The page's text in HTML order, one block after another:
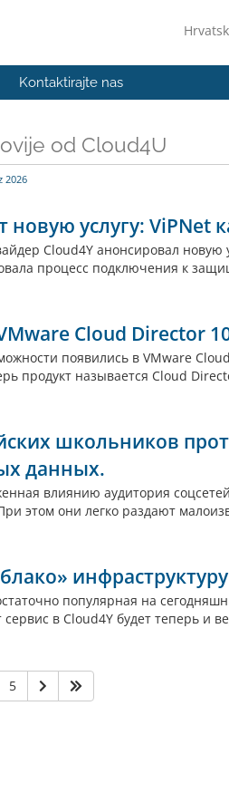
Kontaktirajte nas
od Cloud4U
2026
новую услугу: ViPNet
Cloud4Y анонсировал новую
процесс подключения к
Cloud Director
появились в VMware
продукт называется Cloud
школьников
данных.
влиянию аудитория
этом они легко раздают
популярная на
в Cloud4Y будет теперь и
5